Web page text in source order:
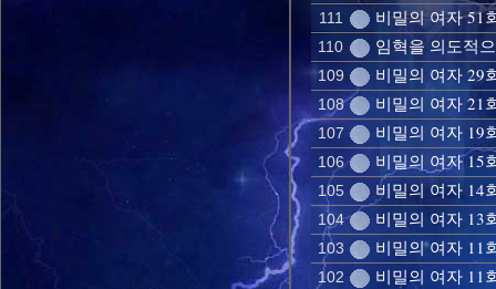
111 비밀의 여자 51
110 임혁을 의도적
109 비밀의 여자 29
108 비밀의 여자 21
107 비밀의 여자 19
106 비밀의 여자 15
105 비밀의 여자 14
104 비밀의 여자 13
103 비밀의 여자 11
102 비밀의 여자 11